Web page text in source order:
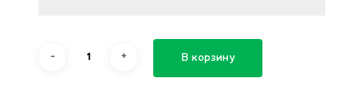
В корзину